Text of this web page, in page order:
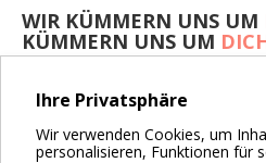
Ihre Privatsphäre
Wir verwenden Cookies, um
personalisieren, Funktionen für
WIR KÜMMERN UNS UM
KÜMMERN UNS UM
offenen Stellen oder senden
Einverstanden klickst